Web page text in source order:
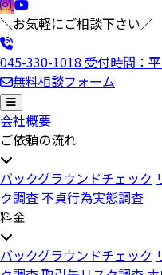
＼お気軽にご相談下さい／
045-330-1018 受付時間：
無料相談フォーム
会社概要
ご依頼の流れ
バックグラウンドチェック
ク調査不貞行為実態調査
料金
バックグラウンドチェック